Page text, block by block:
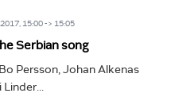
15:00 -> 15:05
Serbian song
Persson, Johan Alkenas
Linder...